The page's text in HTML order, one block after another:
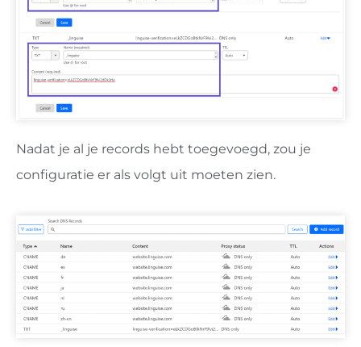
Nadat je al je records hebt toegevoegd, zou je
configuratie er als volgt uit moeten zien.